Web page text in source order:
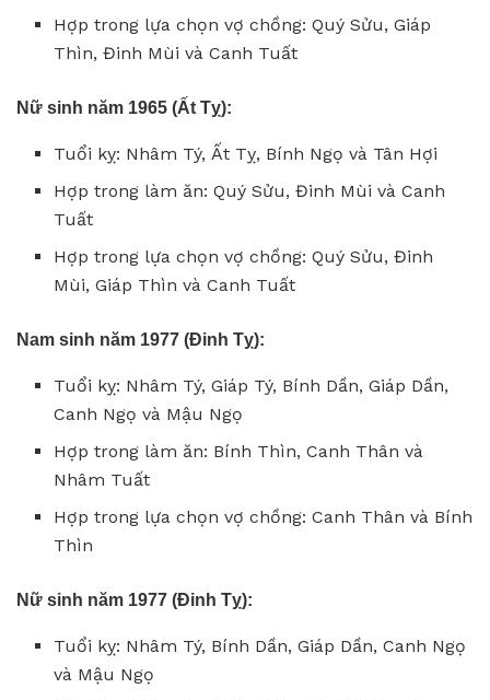
Hợp trong lựa chọn vợ chồng: Quý Sửu, Giáp
Thìn, Đinh Mùi và Canh Tuất
Nữ sinh năm 1965 (Ất Tỵ):
Tuổi kỵ: Nhâm Tý, Ất Tỵ, Bính Ngọ và Tân Hợi
Hợp trong làm ăn: Quý Sửu, Đinh Mùi và Canh
Tuất
Hợp trong lựa chọn vợ chồng: Quý Sửu, Đinh
Mùi, Giáp Thìn và Canh Tuất
Nam sinh năm 1977 (Đinh Tỵ):
Tuổi kỵ: Nhâm Tý, Giáp Tý, Bính Dần, Giáp Dần,
Canh Ngọ và Mậu Ngọ
Hợp trong làm ăn: Bính Thìn, Canh Thân và
Nhâm Tuất
Hợp trong lựa chọn vợ chồng: Canh Thân và Bính
Thìn
Nữ sinh năm 1977 (Đinh Tỵ):
Tuổi kỵ: Nhâm Tý, Bính Dần, Giáp Dần, Canh Ngọ
và Mậu Ngọ